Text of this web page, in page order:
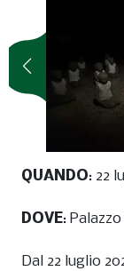
QUANDO: 22
DOVE:
Dal 22 luglio